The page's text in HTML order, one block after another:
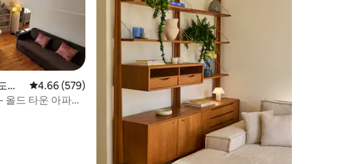
미
평점 4.66점(5점 만점), 후기 579개
4.66 (579)
드 타운 아파트